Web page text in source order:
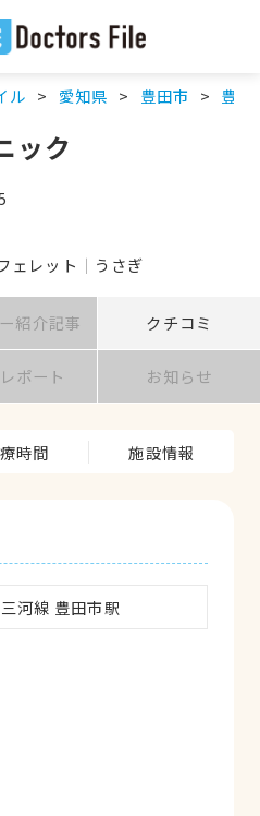
ル 愛知県 豊田市 豊田
ック
ェレット うさぎ
紹介記事 クチコミ
ポート お知らせ
時間 施設情報
河線 豊田市駅